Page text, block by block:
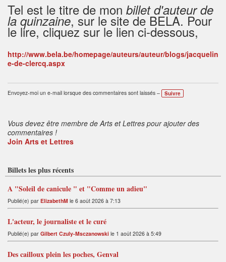
Tel est le titre de mon billet d'auteur de
la quinzaine, sur le site de BELA. Pour
le lire, cliquez sur le lien ci-dessous,
http://www.bela.be/homepage/auteurs/auteur/blogs/jacquelin
e-de-clercq.aspx
Envoyez-moi un e-mail lorsque des commentaires sont laissés – Suivre
Vous devez être membre de Arts et Lettres pour ajouter des
commentaires !
Join Arts et Lettres
Billets les plus récents
A "Soleil de canicule " et "Comme un adieu"
Publié(e) par ElizabethM le 6 août 2026 à 7:13
L'acteur, le journaliste et le curé
Publié(e) par Gilbert Czuly-Msczanowski le 1 août 2026 à 5:49
Des cailloux plein les poches, Genval